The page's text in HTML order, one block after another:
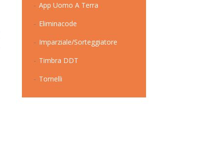
App Uomo A Terra
Eliminacode
Imparziale/Sorteggiatore
Timbra DDT
Tornelli